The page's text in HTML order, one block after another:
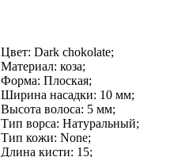
Цвет: Dark chokolate;
Материал: коза;
Форма: Плоская;
Ширина насадки: 10 мм;
Высота волоса: 5 мм;
Тип ворса: Натуральный;
Тип кожи: None;
Длина кисти: 15;